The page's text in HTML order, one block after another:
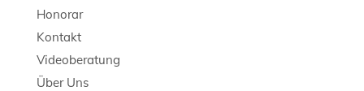
Honorar
Kontakt
Videoberatung
Über Uns